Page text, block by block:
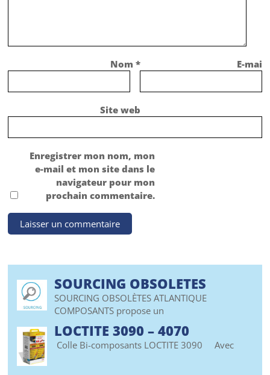
Nom* E-mail
Site web
Enregistrer mon nom, mon
e-mail et mon site dans le
navigateur pour mon
prochain commentaire.
SOURCING OBSOLETES
SOURCING OBSOLÈTES ATLANTIQUE
COMPOSANTS propose un
LOCTITE 3090 – 4070
Colle Bi-composants LOCTITE 3090 Avec